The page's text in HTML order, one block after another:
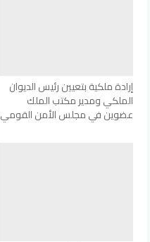
إرادة ملكية بتعيين رئيس الديوان
الملكي ومدير مكتب الملك
عضوين في مجلس الأمن القومي